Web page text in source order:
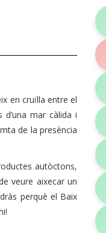
en cruïlla entre el
mar càlida i
de la presència
autòctons,
veure aixecar un
perquè el Baix